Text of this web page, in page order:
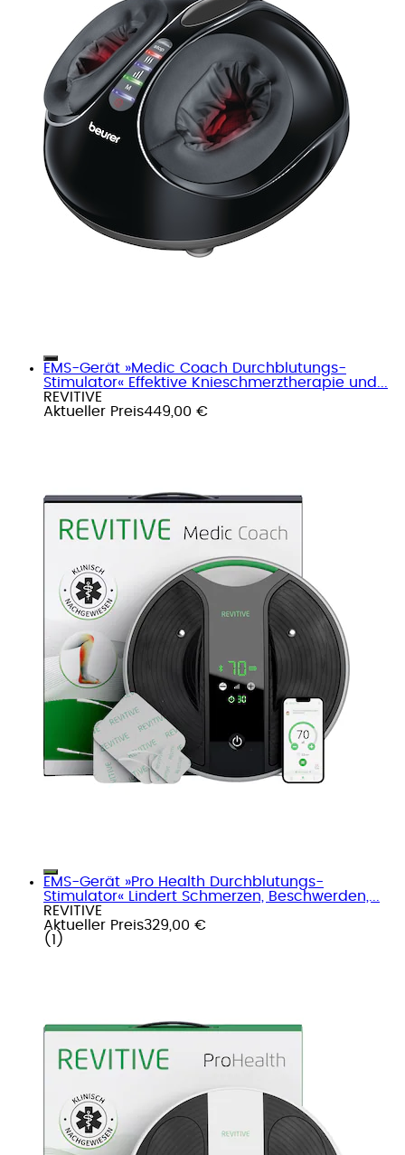
EMS-Gerät »Medic Coach Durchblutungs-
Stimulator« Effektive Knieschmerztherapie und...
REVITIVE
Aktueller Preis449,00 €
EMS-Gerät »Pro Health Durchblutungs-
Stimulator« Lindert Schmerzen, Beschwerden,...
REVITIVE
Aktueller Preis329,00 €
( 1 )